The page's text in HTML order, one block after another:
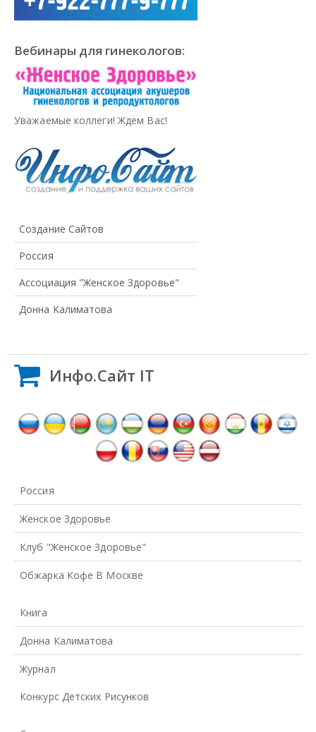
Вебинары для гинекологов:
Уважаемые коллеги! Ждем Вас!
Создание Сайтов
Россия
Ассоциация "Женское Здоровье"
Донна Калиматова
Инфо.Сайт IT
Россия
Женское Здоровье
Клуб "Женское Здоровье"
Обжарка Кофе В Москве
Книга
Донна Калиматова
Журнал
Конкурс Детских Рисунков